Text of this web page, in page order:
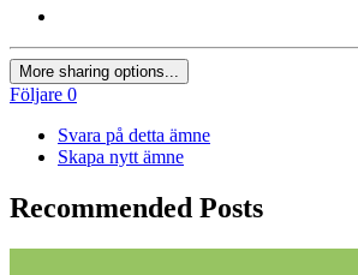
More sharing options...
Följare 0
Svara på detta ämne
Skapa nytt ämne
Recommended Posts